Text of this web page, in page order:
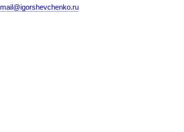
mail@igorshevchenko.ru